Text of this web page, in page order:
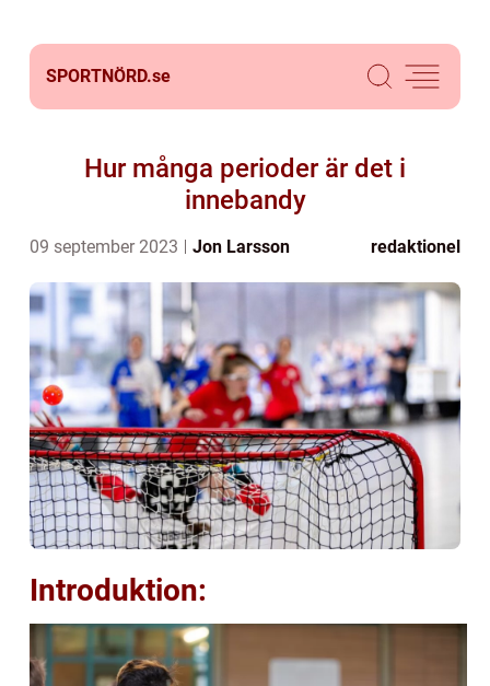
SPORTNÖRD.se
Hur många perioder är det i
innebandy
09 september 2023 Jon Larsson redaktionel
Introduktion: